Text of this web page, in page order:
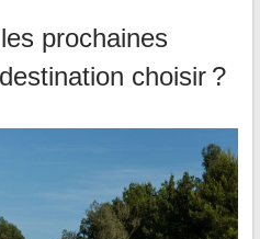
prochaines
choisir ?